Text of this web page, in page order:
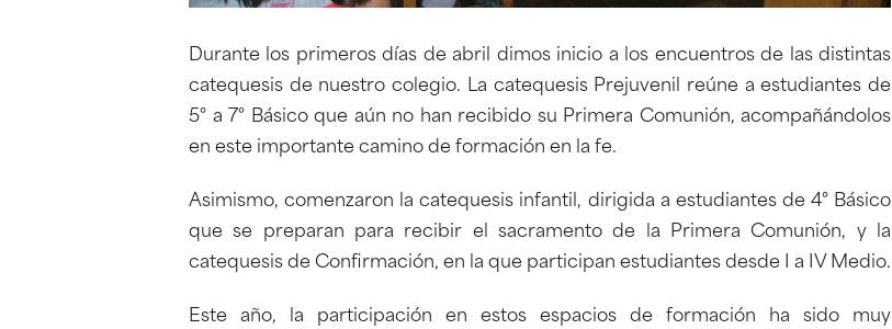
Durante los primeros días de abril dimos inicio a los encuentros de las distintas
catequesis de nuestro colegio. La catequesis Prejuvenil reúne a estudiantes de
5° a 7° Básico que aún no han recibido su Primera Comunión, acompañándolos
en este importante camino de formación en la fe.
Asimismo, comenzaron la catequesis infantil, dirigida a estudiantes de 4° Básico
que se preparan para recibir el sacramento de la Primera Comunión, y la
catequesis de Confirmación, en la que participan estudiantes desde I a IV Medio.
Este año, la participación en estos espacios de formación ha sido muy